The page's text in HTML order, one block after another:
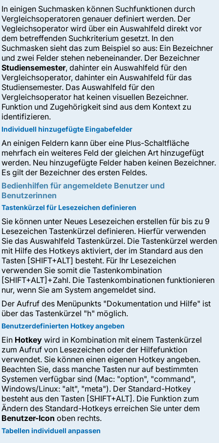
In einigen Suchmasken können Suchfunktionen durch
Vergleichsoperatoren genauer definiert werden. Der
Vegleichsoperator wird über ein Auswahlfeld direkt vor
dem betreffenden Suchkriterium gesetzt. In den
Suchmasken sieht das zum Beispiel so aus: Ein Bezeichner
und zwei Felder stehen nebeneinander. Der Bezeichner
Studiensemester, dahinter ein Auswahlfeld für den
Vergleichsoperator, dahinter ein Auswahlfeld für das
Studiensemester. Das Auswahlfeld für den
Vergleichsoperator hat keinen visuellen Bezeichner.
Funktion und Zugehörigkeit sind aus dem Kontext zu
identifizieren.
Individuell hinzugefügte Eingabefelder
An einigen Feldern kann über eine Plus-Schaltfläche
mehrfach ein weiteres Feld der gleichen Art hinzugefügt
werden. Neu hinzugefügte Felder haben keinen Bezeichner.
Es gilt der Bezeichner des ersten Feldes.
Bedienhilfen für angemeldete Benutzer und
Benutzerinnen
Tastenkürzel für Lesezeichen definieren
Sie können unter Neues Lesezeichen erstellen für bis zu 9
Lesezeichen Tastenkürzel definieren. Hierfür verwenden
Sie das Auswahlfeld Tastenkürzel. Die Tastenkürzel werden
mit Hilfe des Hotkeys aktiviert, der im Standard aus den
Tasten [SHIFT+ALT] besteht. Für Ihr Lesezeichen
verwenden Sie somit die Tastenkombination
[SHIFT+ALT]+Zahl. Die Tastenkombinationen funktionieren
nur, wenn Sie am System angemeldet sind.
Der Aufruf des Menüpunkts "Dokumentation und Hilfe" ist
über das Tastenkürzel "h" möglich.
Benutzerdefinierten Hotkey angeben
Ein Hotkey wird in Kombination mit einem Tastenkürzel
zum Aufruf von Lesezeichen oder der Hilfefunktion
verwendet. Sie können einen eigenen Hotkey angeben.
Beachten Sie, dass manche Tasten nur auf bestimmten
Systemen verfügbar sind (Mac: "option", "command",
Windows/Linux: "alt", "meta"). Der Standard-Hotkey
besteht aus den Tasten [SHIFT+ALT]. Die Funktion zum
Ändern des Standard-Hotkeys erreichen Sie unter dem
Benutzer-Icon oben rechts.
Tabellen individuell anpassen